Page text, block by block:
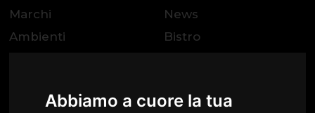
Abbiamo a cuore la tua
Marchi
Ambienti
News
Bistro